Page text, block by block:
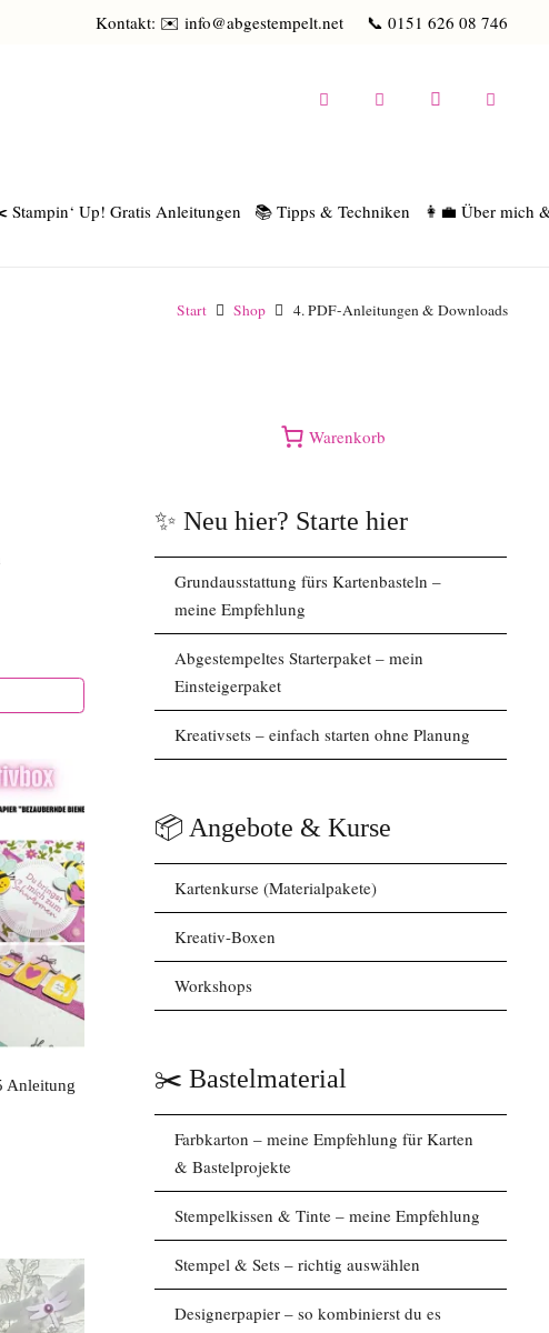
Kontakt: ✉️ info@abgestempelt.net 📞 0151 626 08 746
Stampin‘ Up! Gratis Anleitungen 📚 Tipps & Techniken 👩‍💼 Über mich
Start Shop 4. PDF-Anleitungen & Downloads
Anleitung
Warenkorb
✨ Neu hier? Starte hier
Grundausstattung fürs Kartenbasteln –
meine Empfehlung
Abgestempeltes Starterpaket – mein
Einsteigerpaket
Kreativsets – einfach starten ohne Planung
📦 Angebote & Kurse
Kartenkurse (Materialpakete)
Kreativ-Boxen
Workshops
✂️ Bastelmaterial
Farbkarton – meine Empfehlung für Karten
& Bastelprojekte
Stempelkissen & Tinte – meine Empfehlung
Stempel & Sets – richtig auswählen
Designerpapier – so kombinierst du es